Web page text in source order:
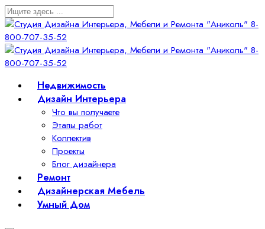
Недвижимость
Дизайн Интерьера
Что вы получаете
Этапы работ
Коллектив
Проекты
Блог дизайнера
Ремонт
Дизайнерская Мебель
Умный Дом